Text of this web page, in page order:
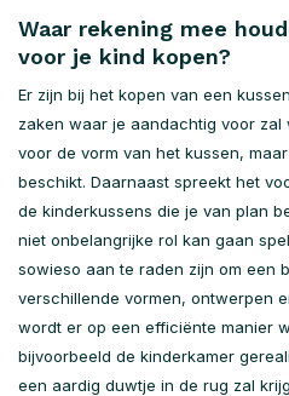
Waar rekening mee
voor je kind kopen?
Er zijn bij het kopen van een
zaken waar je aandachtig voor zal
voor de vorm van het kussen,
beschikt. Daarnaast spreekt het
de kinderkussens die je van plan
niet onbelangrijke rol kan gaan
sowieso aan te raden zijn om een
verschillende vormen, ontwerpen
wordt er op een efficiënte manier
bijvoorbeeld de kinderkamer
een aardig duwtje in de rug zal